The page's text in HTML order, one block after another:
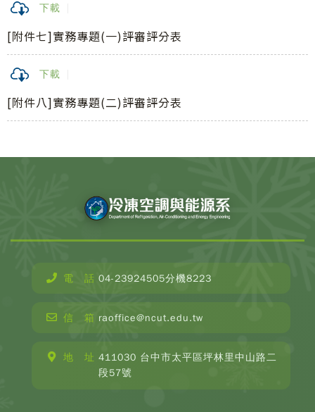
下載
[附件七]實務專題(一)評審評分表
下載
[附件八]實務專題(二)評審評分表
電 話 04-23924505分機8223
信 箱 raoffice@ncut.edu.tw
地 址 411030 台中市太平區坪林里中山路二
段57號